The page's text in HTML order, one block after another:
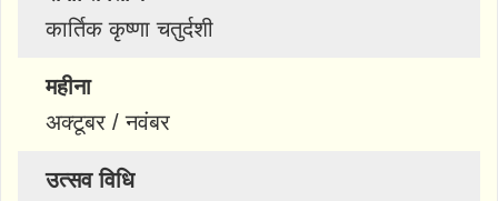
कार्तिक कृष्णा चतुर्दशी
महीना
अक्टूबर / नवंबर
उत्सव विधि